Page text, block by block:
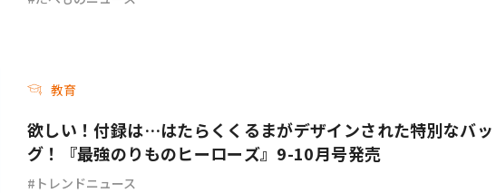
教育
欲しい！付録は…はたらくくるまがデザインされた特別なバッ
グ！『最強のりものヒーローズ』9-10月号発売
トレンドニュース